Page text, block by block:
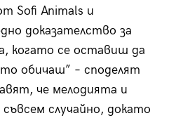
Sofi Animals и
доказателство за
когато се оставиш да
обичаш” – споделят
че мелодията и
случайно, докато